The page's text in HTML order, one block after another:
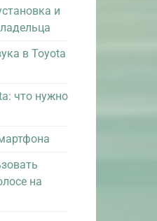
и
в Toyota
что нужно
на